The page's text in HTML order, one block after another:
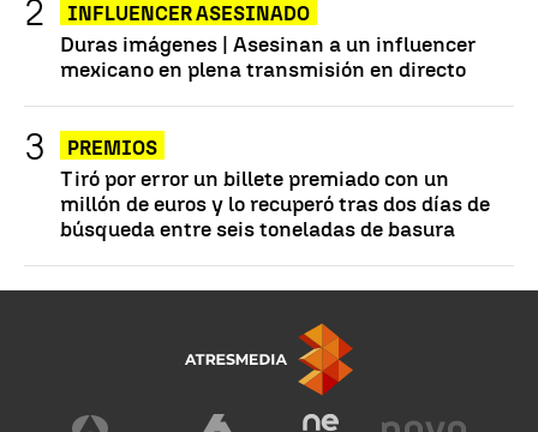
INFLUENCER ASESINADO
Duras imágenes | Asesinan a un influencer
mexicano en plena transmisión en directo
PREMIOS
Tiró por error un billete premiado con un
millón de euros y lo recuperó tras dos días de
búsqueda entre seis toneladas de basura